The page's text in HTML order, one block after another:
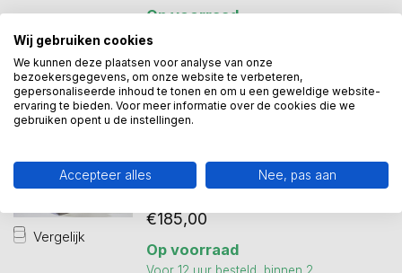
Op voorraad
Vergelijk
GER VAN TANKEREN
Bronzen Beelden Alliance
handgemaakte kunstbeelden die
samen v...
€185,00
Op voorraad
Wij gebruiken cookies
We kunnen deze plaatsen voor analyse van onze
bezoekersgegevens, om onze website te verbeteren,
gepersonaliseerde inhoud te tonen en om u een geweldige website-
ervaring te bieden. Voor meer informatie over de cookies die we
gebruiken opent u de instellingen.
Accepteer alles Nee, pas aan